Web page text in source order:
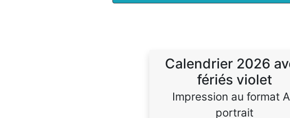
Calendrier 2026
fériés violet
Impression au format
portrait